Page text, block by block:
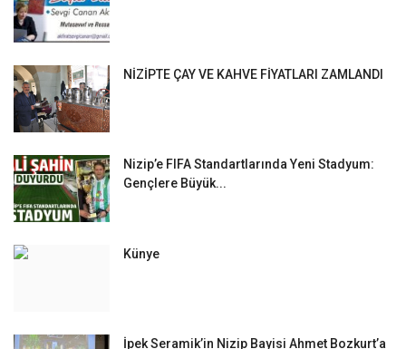
NİZİPTE ÇAY VE KAHVE FİYATLARI ZAMLANDI
Nizip’e FIFA Standartlarında Yeni Stadyum:
Gençlere Büyük...
Künye
İpek Seramik’in Nizip Bayisi Ahmet Bozkurt’a